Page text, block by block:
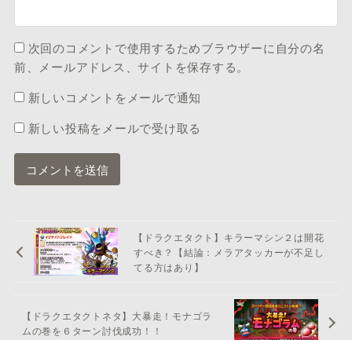
次回のコメントで使用するためブラウザーに自分の名
前、メールアドレス、サイトを保存する。
新しいコメントをメールで通知
新しい投稿をメールで受け取る
【ドラクエタクト】キラーマシン２は開花
すべき？【結論：メラアタッカーが不足し
てる方はあり】
【ドラクエタクトネタ】大暴走！モナゴラ
ムの巻を６ターン討伐成功！！